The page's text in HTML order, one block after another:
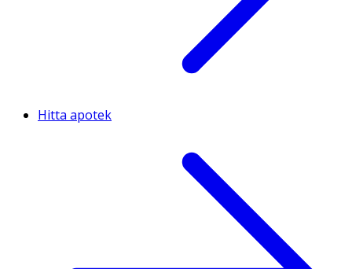
Hitta apotek